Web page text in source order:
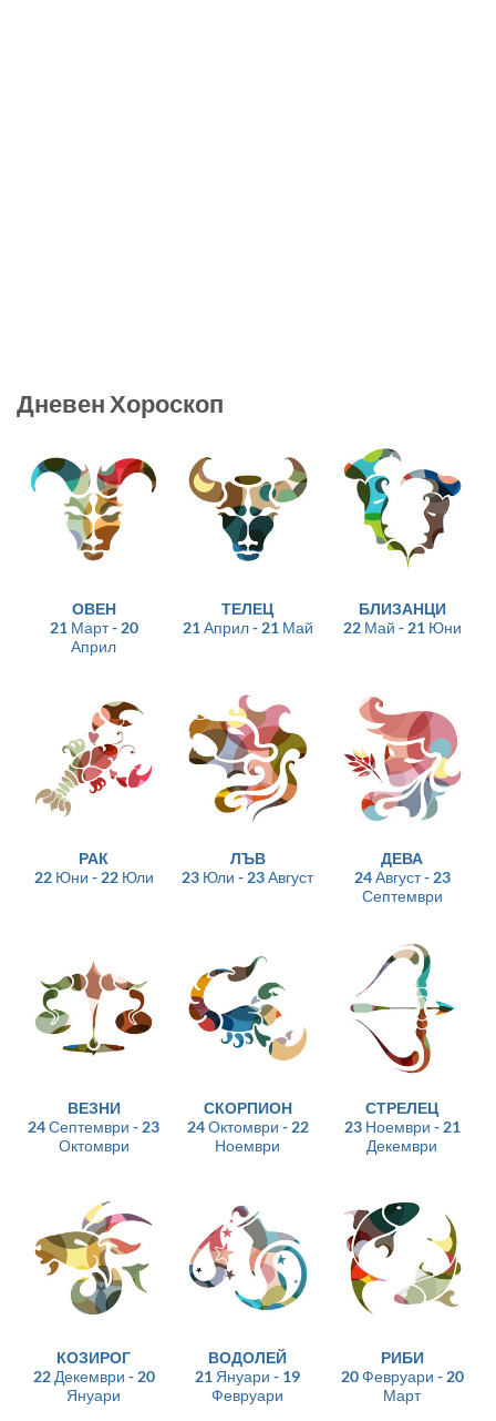
Дневен Хороскоп
ОВЕН
21 Март - 20
Април
ТЕЛЕЦ
21 Април - 21 Май
БЛИЗАНЦИ
22 Май - 21 Юни
РАК
22 Юни - 22 Юли
ЛЪВ
23 Юли - 23 Август
ДЕВА
24 Август - 23
Септември
ВЕЗНИ
24 Септември - 23
Октомври
СКОРПИОН
24 Октомври - 22
Ноември
СТРЕЛЕЦ
23 Ноември - 21
Декември
КОЗИРОГ
22 Декември - 20
Януари
ВОДОЛЕЙ
21 Януари - 19
Февруари
РИБИ
20 Февруари - 20
Март